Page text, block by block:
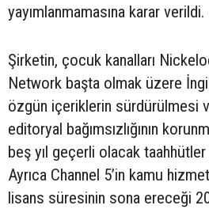
yayımlanmamasına karar verildi.
Şirketin, çocuk kanalları
Network başta olmak üzere
özgün içeriklerin sürdürülmesi
editoryal bağımsızlığının
beş yıl geçerli olacak
Ayrıca Channel 5’in kamu
lisans süresinin sona ereceği